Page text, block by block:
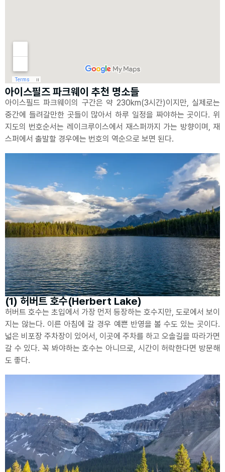
아이스필즈 파크웨이 추천 명소들
아이스필드 파크웨이의 구간은 약 230km(3시간)이지만, 실제로는
중간에 들려갈만한 곳들이 많아서 하루 일정을 짜야하는 곳이다. 위
지도의 번호순서는 레이크루이스에서 재스퍼까지 가는 방향이며, 재
스퍼에서 출발할 경우에는 번호의 역순으로 보면 된다.
(1) 허버트 호수(Herbert Lake)
허버트 호수는 초입에서 가장 먼저 등장하는 호수지만, 도로에서 보이
지는 않는다. 이른 아침에 갈 경우 예쁜 반영을 볼 수도 있는 곳이다.
넓은 비포장 주차장이 있어서, 이곳에 주차를 하고 오솔길을 따라가면
갈 수 있다. 꼭 봐야하는 호수는 아니므로, 시간이 허락한다면 방문해
도 좋다.